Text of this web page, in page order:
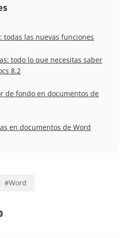
todas las nuevas funciones
todo lo que necesitas saber
8.2
de fondo en documentos de
en documentos de Word
#Word